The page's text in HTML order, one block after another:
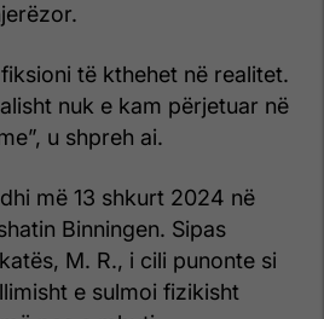
të kthehet në realitet.
nuk e kam përjetuar në
u shpreh ai.
më 13 shkurt 2024 në
Binningen. Sipas
M. R., i cili punonte si
e sulmoi fizikisht